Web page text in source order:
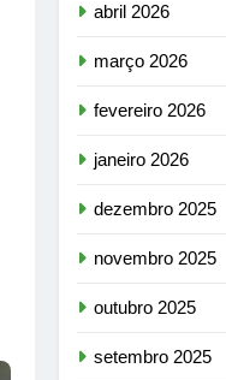
abril 2026
março 2026
fevereiro 2026
janeiro 2026
dezembro 2025
novembro 2025
outubro 2025
setembro 2025